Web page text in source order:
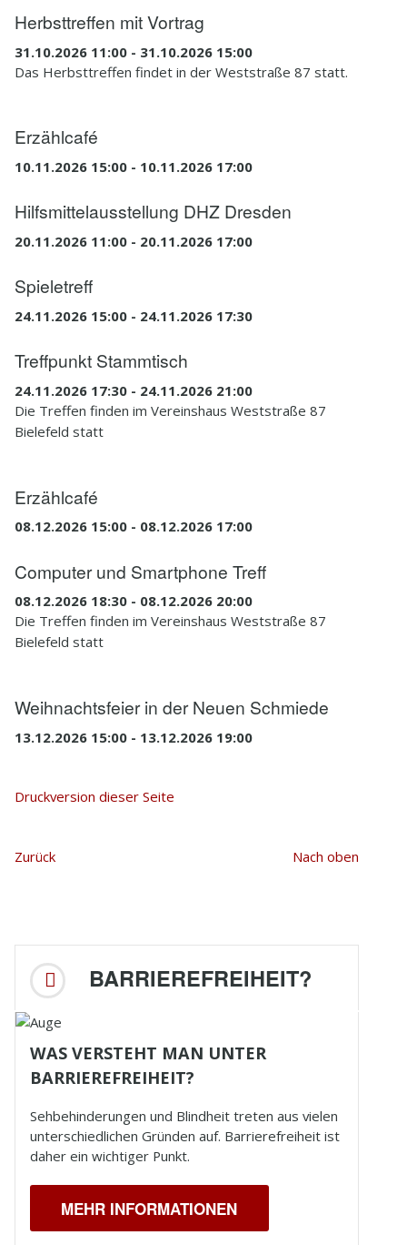
Herbsttreffen mit Vortrag
31.10.2026 11:00 - 31.10.2026 15:00
Das Herbsttreffen findet in der Weststraße 87 statt.
Erzählcafé
10.11.2026 15:00 - 10.11.2026 17:00
Hilfsmittelausstellung DHZ Dresden
20.11.2026 11:00 - 20.11.2026 17:00
Spieletreff
24.11.2026 15:00 - 24.11.2026 17:30
Treffpunkt Stammtisch
24.11.2026 17:30 - 24.11.2026 21:00
Die Treffen finden im Vereinshaus Weststraße 87
Bielefeld statt
Erzählcafé
08.12.2026 15:00 - 08.12.2026 17:00
Computer und Smartphone Treff
08.12.2026 18:30 - 08.12.2026 20:00
Die Treffen finden im Vereinshaus Weststraße 87
Bielefeld statt
Weihnachtsfeier in der Neuen Schmiede
13.12.2026 15:00 - 13.12.2026 19:00
Druckversion dieser Seite
Zurück Nach oben
BARRIEREFREIHEIT?
WAS VERSTEHT MAN UNTER
BARRIEREFREIHEIT?
Sehbehinderungen und Blindheittreten aus vielen
unterschiedlichen Gründen auf. Barrierefreiheit ist
daher ein wichtiger Punkt.
MEHR INFORMATIONEN